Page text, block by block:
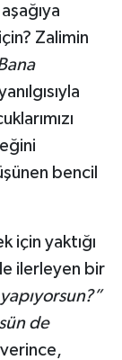
Zalimin
bencil
için yaktığı
ilerleyen bir
de